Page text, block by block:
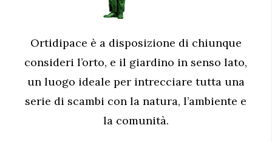
Ortidipace è a disposizione di chiunque
consideri l’orto, e il giardino in senso lato,
un luogo ideale per intrecciare tutta una
serie di scambi con la natura, l’ambiente e
la comunità.